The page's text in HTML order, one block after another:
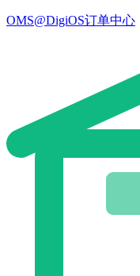
OMS@DigiOS订单中心